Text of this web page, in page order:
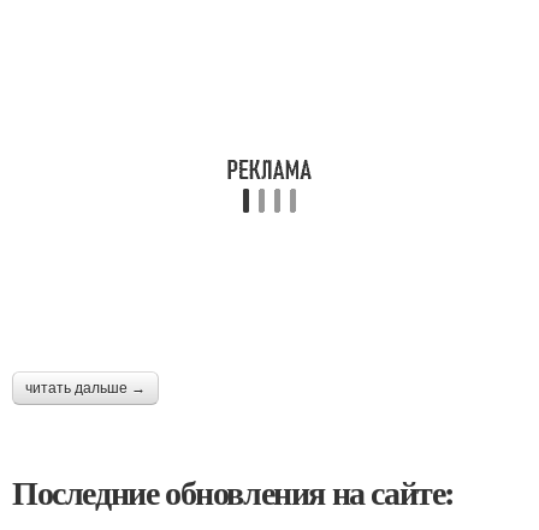
читать дальше →
Последние обновления на сайте: